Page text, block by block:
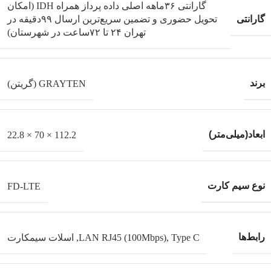
گارانتی
گارانتی ۳۶ماهه اصلی داده پرداز همراه IDH (امکان
تحویل حضوری و تضمین سریع‌ترین ارسال ۹۹دقیقه‌ در
تهران ۲۴ تا ۷۲ساعت در شهرستان)
برند GRAYTEN (گریتن)
ابعاد(میلی‌متر) 112.2 × 70 × 22.8
نوع سیم کارت FD-LTE
رابط‌ها LAN RJ45 (100Mbps), Type C
, اسلات سیمکارت